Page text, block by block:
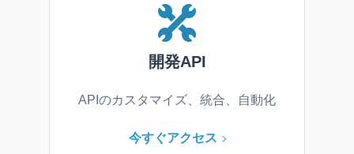
開発API
APIのカスタマイズ、統合、自動化
今すぐアクセス